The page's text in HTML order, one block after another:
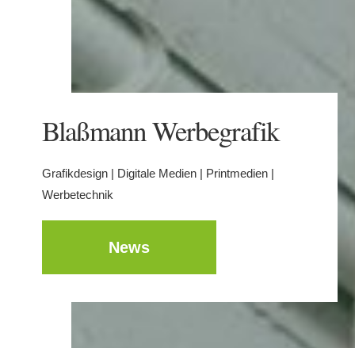
Blaßmann Werbegrafik
Grafikdesign | Digitale Medien | Printmedien |
Werbetechnik
News